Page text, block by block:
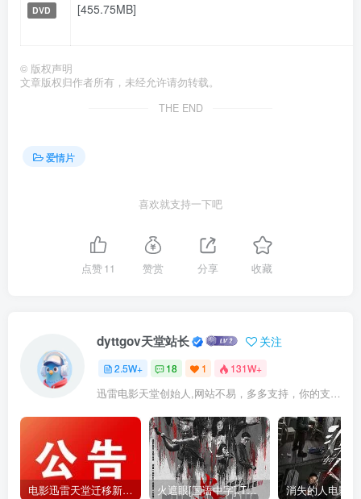
DVD [455.75MB]
© 版权声明
文章版权归作者所有，未经允许请勿转载。
THE END
爱情片
喜欢就支持一下吧
点赞11 赞赏 分享 收藏
dyttgov天堂站长 关注
2.5W+ 18 1 131W+
迅雷电影天堂创始人,网站不易，多多支持，你的支持，是我前进的动力！
电影迅雷天堂迁移新服务器,正常更新，维护完毕! 火遮眼[国语中字].The.Furious.2026.1080p+2160p高清下载